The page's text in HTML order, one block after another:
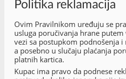
Politika reklamacija
Ovim Pravilnikom uređuju se
usluga poručivanja hrane putem
vezi sa postupkom podnošenja i
a posebno u slučaju plaćanja
platnih kartica.
Kupac ima pravo da podnese